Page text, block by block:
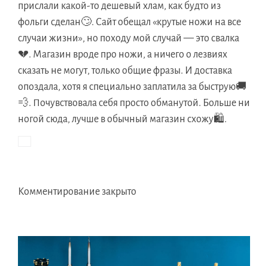
прислали какой-то дешевый хлам, как будто из
фольги сделан🙄. Сайт обещал «крутые ножи на все
случаи жизни», но походу мой случай — это свалка
💔. Магазин вроде про ножи, а ничего о лезвиях
сказать не могут, только общие фразы. И доставка
опоздала, хотя я специально заплатила за быструю🚚
💨. Почувствовала себя просто обманутой. Больше ни
ногой сюда, лучше в обычный магазин схожу🛍️.
Комментирование закрыто